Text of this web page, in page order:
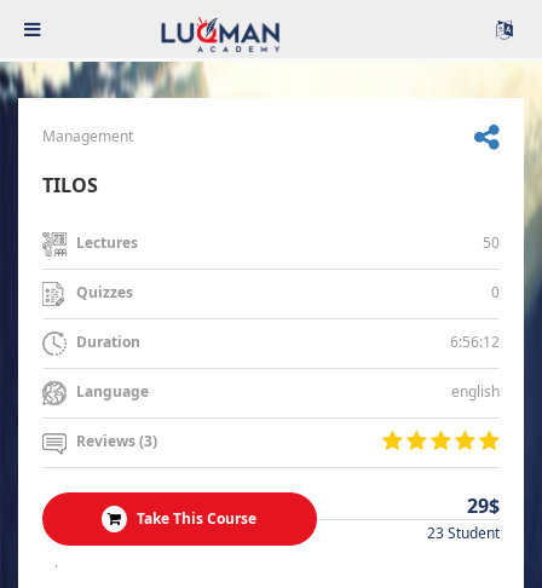
Management
TILOS
Lectures 50
Quizzes 0
Duration 6:56:12
Language english
Reviews (3)
Take This Course 29$
23 Student
.